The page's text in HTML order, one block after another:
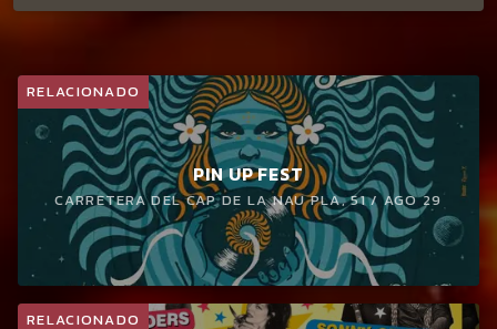
RELACIONADO
PIN UP FEST
CARRETERA DEL CAP DE LA NAU PLA, 51 / AGO 29
RELACIONADO